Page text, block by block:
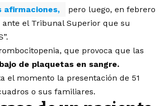
afirmaciones,
pero luego, en febrero
el Tribunal Superior que su
que provoca que las
de plaquetas en sangre.
el momento la presentación de 51
o sus familiares.